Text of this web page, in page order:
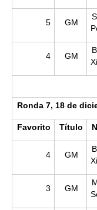
5 GM
4 GM
Ronda 7, 18 de
Favorito Título
4 GM
3 GM